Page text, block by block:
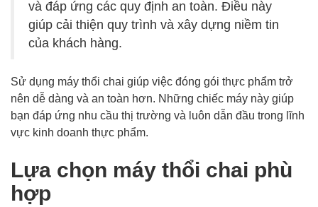
và đáp ứng các quy định an toàn. Điều này
giúp cải thiện quy trình và xây dựng niềm tin
của khách hàng.
Sử dụng máy thổi chai giúp việc đóng gói thực phẩm trở
nên dễ dàng và an toàn hơn. Những chiếc máy này giúp
bạn đáp ứng nhu cầu thị trường và luôn dẫn đầu trong lĩnh
vực kinh doanh thực phẩm.
Lựa chọn máy thổi chai phù
hợp